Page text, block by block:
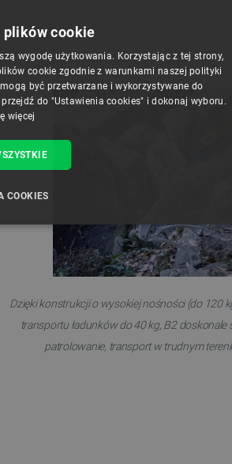
Dzięki konstrukcji o wysokiej nośności (do 120
transportu ładunków do 40 kg, B2
patrolowanie, transport w trudnym
plików cookie
wygodę użytkowania. Korzystając z tej strony,
cookie zgodnie z warunkami naszej polityki
być przetwarzane i wykorzystywane do
do "Ustawienia cookies" i dokonaj wyboru.
więcej
COOKIES
TARGETOWANIE FUNKCJONALNOŚĆ
Funkcjonalność
takich jak logowanie użytkownika i